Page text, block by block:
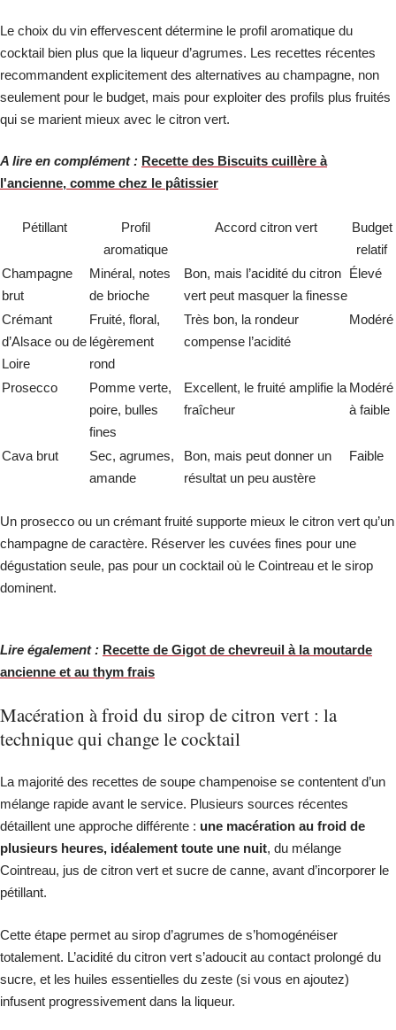
Le choix du vin effervescent détermine le profil aromatique du
cocktail bien plus que la liqueur d’agrumes. Les recettes récentes
recommandent explicitement des alternatives au champagne, non
seulement pour le budget, mais pour exploiter des profils plus fruités
qui se marient mieux avec le citron vert.
A lire en complément : Recette des Biscuits cuillère à
l'ancienne, comme chez le pâtissier
Pétillant
Profil
aromatique
Accord citron vert
Budget
relatif
Champagne
brut
Minéral, notes
de brioche
Bon, mais l’acidité du citron
vert peut masquer la finesse
Élevé
Crémant
d’Alsace ou de
Loire
Fruité, floral,
légèrement
rond
Très bon, la rondeur
compense l’acidité
Modéré
Prosecco
Pomme verte,
poire, bulles
fines
Excellent, le fruité amplifie la
fraîcheur
Modéré
à faible
Cava brut
Sec, agrumes,
amande
Bon, mais peut donner un
résultat un peu austère
Faible
Un prosecco ou un crémant fruité supporte mieux le citron vert qu’un
champagne de caractère. Réserver les cuvées fines pour une
dégustation seule, pas pour un cocktail où le Cointreau et le sirop
dominent.
Lire également : Recette de Gigot de chevreuil à la moutarde
ancienne et au thym frais
Macération à froid du sirop de citron vert : la
technique qui change le cocktail
La majorité des recettes de soupe champenoise se contentent d’un
mélange rapide avant le service. Plusieurs sources récentes
détaillent une approche différente : une macération au froid de
plusieurs heures, idéalement toute une nuit, du mélange
Cointreau, jus de citron vert et sucre de canne, avant d’incorporer le
pétillant.
Cette étape permet au sirop d’agrumes de s’homogénéiser
totalement. L’acidité du citron vert s’adoucit au contact prolongé du
sucre, et les huiles essentielles du zeste (si vous en ajoutez)
infusent progressivement dans la liqueur.